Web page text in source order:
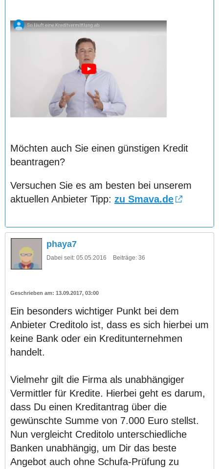
Möchten auch Sie einen günstigen Kredit
beantragen?
Versuchen Sie es am besten bei unserem
aktuellen Anbieter Tipp: zu Smava.de
phaya7
Dabei seit: 05.05.2016 Beiträge: 36
13.09.2017, 03:00
Ein besonders wichtiger Punkt bei dem
Anbieter Creditolo ist, dass es sich hierbei um
keine Bank oder ein Kreditunternehmen
handelt.
Vielmehr gilt die Firma als unabhängiger
Vermittler für Kredite. Hierbei geht es darum,
dass Du einen Kreditantrag über die
gewünschte Summe von 7.000 Euro stellst.
Nun vergleicht Creditolo unterschiedliche
Banken unabhängig, um Dir das beste
Angebot auch ohne Schufa-Prüfung zu